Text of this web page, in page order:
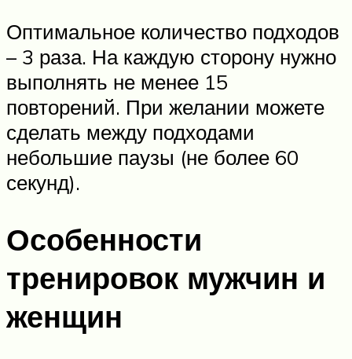
Оптимальное количество подходов
– 3 раза. На каждую сторону нужно
выполнять не менее 15
повторений. При желании можете
сделать между подходами
небольшие паузы (не более 60
секунд).
Особенности
тренировок мужчин и
женщин